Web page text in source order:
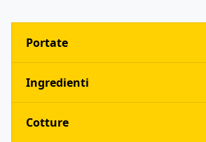
Portate
Ingredienti
Cotture